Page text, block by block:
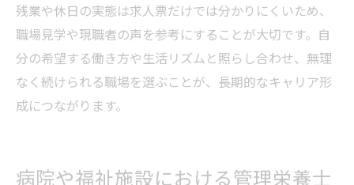
残業や休日の実態は求人票だけでは分かりにくいため、
職場見学や現職者の声を参考にすることが大切です。自
分の希望する働き方や生活リズムと照らし合わせ、無理
なく続けられる職場を選ぶことが、長期的なキャリア形
成につながります。
病院や福祉施設における管理栄養士